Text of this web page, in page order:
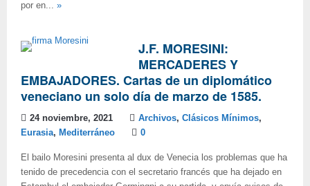
por en... »
J.F. MORESINI:
MERCADERES Y
EMBAJADORES. Cartas de un diplomático
veneciano un solo día de marzo de 1585.
24 noviembre, 2021 Archivos, Clásicos Mínimos,
Eurasia, Mediterráneo 0
El bailo Moresini presenta al dux de Venecia los problemas que ha
tenido de precedencia con el secretario francés que ha dejado en